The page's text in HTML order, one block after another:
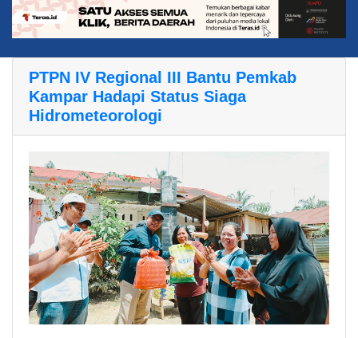
PTPN IV Regional III Bantu Pemkab
Kampar Hadapi Status Siaga
Hidrometeorologi